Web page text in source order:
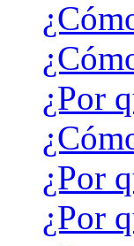
¿Por
¿Por
¿Por